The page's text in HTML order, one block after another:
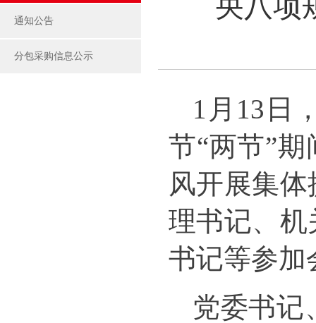
央八项
1月13日
节“两节”
风开展集
理书记、
书记等参加
党委书记
通知公告
分包采购信息公示